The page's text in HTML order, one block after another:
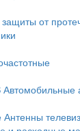
от
Автомобильные
Антенны